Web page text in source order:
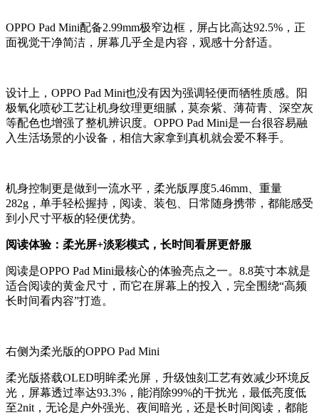
OPPO Pad Mini配备2.99mm极窄边框，屏占比高达92.5%，正
面视觉干净简洁，屏幕几乎全是内容，观感十分舒适。
设计上，OPPO Pad Mini也没有因为强调轻便而牺牲质感。阳
极氧化喷砂工艺让机身纹理更细腻，莫奈紫、薄荷青、深空灰
等配色也增强了整机辨识度。OPPO Pad Mini是一台很容易融
入生活场景的小设备， 相信大家拿到真机就会爱不释手。
机身控制更是做到 一流水平 ，柔光版厚度5.46mm、重量
282g，单手轻松握持，阅读、装包、日常随身携带，都能感受
到小尺寸平板的轻便优势。
阅读体验：柔光屏+淡彩模式，长时间看屏更舒服
阅读是OPPO Pad Mini最核心的体验亮点之一。8.8英寸本就是
适合阅读的黄金尺寸，而它在屏幕上的投入，完全围绕“高频
长时间看内容”打造。
右侧为柔光版的OPPO Pad Mini
柔光版搭载OLED明眸柔光屏，升级蚀刻工艺有效减少环境反
光，屏幕透过率达93.3%，能消除99%的干扰光，最低亮度低
至2nit，无论是户外强光、夜间暗光，还是长时间阅读，都能